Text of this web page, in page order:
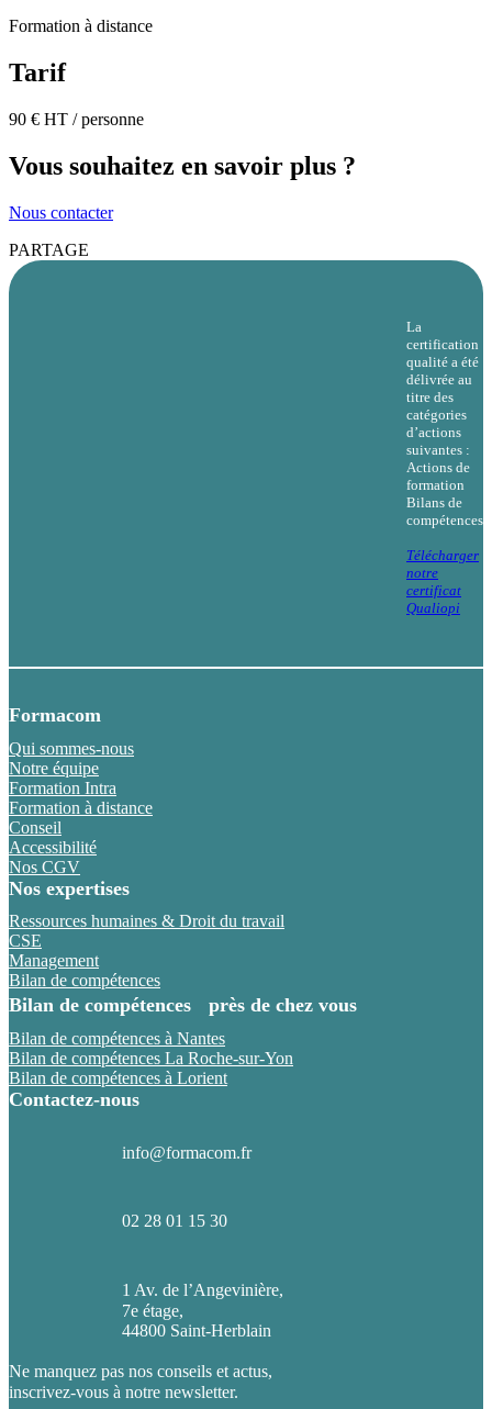
Formation à distance
Tarif
90 € HT / personne
Vous souhaitez en savoir plus ?
Nous contacter
PARTAGE
La
certification
qualité a été
délivrée au
titre des
catégories
d’actions
suivantes :
Actions de
formation
Bilans de
compétences
Télécharger
notre
certificat
Qualiopi
Formacom
Qui sommes-nous
Notre équipe
Formation Intra
Formation à distance
Conseil
Accessibilité
Nos CGV
Nos expertises
Ressources humaines & Droit du travail
CSE
Management
Bilan de compétences
Bilan de compétences près de chez vous
Bilan de compétences à Nantes
Bilan de compétences La Roche-sur-Yon
Bilan de compétences à Lorient
Contactez-nous
info@formacom.fr
02 28 01 15 30
1 Av. de l’Angevinière,
7e étage,
44800 Saint-Herblain
Ne manquez pas nos conseils et actus,
inscrivez-vous à notre newsletter.